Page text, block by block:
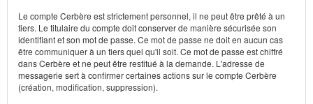
Le compte Cerbère est strictement personnel, il ne peut être prêté à un
tiers. Le titulaire du compte doit conserver de manière sécurisée son
identifiant et son mot de passe. Ce mot de passe ne doit en aucun cas
être communiquer à un tiers quel qu'il soit. Ce mot de passe est chiffré
dans Cerbère et ne peut être restitué à la demande. L'adresse de
messagerie sert à confirmer certaines actions sur le compte Cerbère
(création, modification, suppression).